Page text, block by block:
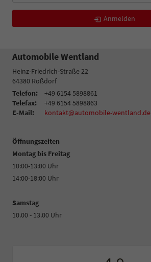
Anmelden
Automobile Wentland
Heinz-Friedrich-Straße 22
64380 Roßdorf
Telefon:
+49 6154 5898861
Telefax:
+49 6154 5898863
E-Mail:
kontakt@automobile-wentland.de
Öffnungszeiten
Montag bis Freitag
10:00-13:00 Uhr
14:00-18:00 Uhr
Samstag
10.00 - 13.00 Uhr